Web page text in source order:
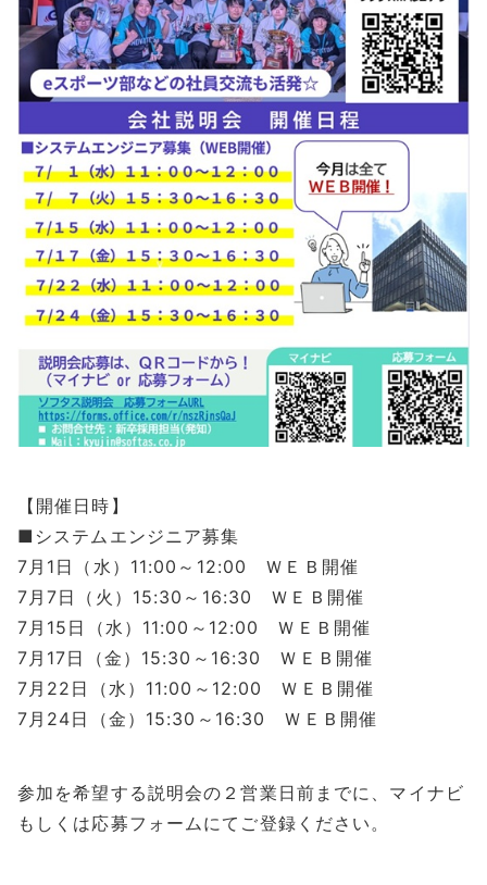
【開催日時】
■システムエンジニア募集
7月1日（水）11:00～12:00 ＷＥＢ開催
7月7日（火）15:30～16:30 ＷＥＢ開催
7月15日（水）11:00～12:00 ＷＥＢ開催
7月17日（金）15:30～16:30 ＷＥＢ開催
7月22日（水）11:00～12:00 ＷＥＢ開催
7月24日（金）15:30～16:30 ＷＥＢ開催
参加を希望する説明会の２営業日前までに、マイナビ
もしくは応募フォームにてご登録ください。